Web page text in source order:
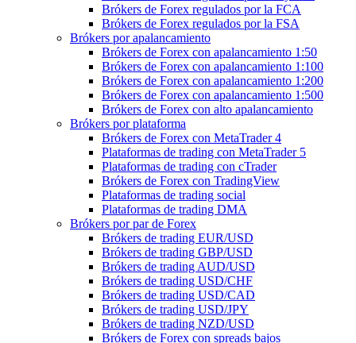
Brókers de Forex regulados por la FCA
Brókers de Forex regulados por la FSA
Brókers por apalancamiento
Brókers de Forex con apalancamiento 1:50
Brókers de Forex con apalancamiento 1:100
Brókers de Forex con apalancamiento 1:200
Brókers de Forex con apalancamiento 1:500
Brókers de Forex con alto apalancamiento
Brókers por plataforma
Brókers de Forex con MetaTrader 4
Plataformas de trading con MetaTrader 5
Plataformas de trading con cTrader
Brókers de Forex con TradingView
Plataformas de trading social
Plataformas de trading DMA
Brókers por par de Forex
Brókers de trading EUR/USD
Brókers de trading GBP/USD
Brókers de trading AUD/USD
Brókers de trading USD/CHF
Brókers de trading USD/CAD
Brókers de trading USD/JPY
Brókers de trading NZD/USD
Brókers de Forex con spreads bajos